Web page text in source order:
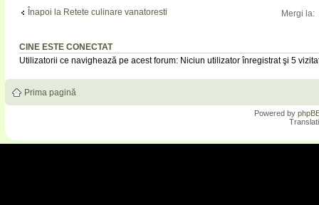
Înapoi la Retete culinare vanatoresti Mergi la:
CINE ESTE CONECTAT
Utilizatorii ce navighează pe acest forum: Niciun utilizator înregistrat şi 5
Prima pagină
Powered by